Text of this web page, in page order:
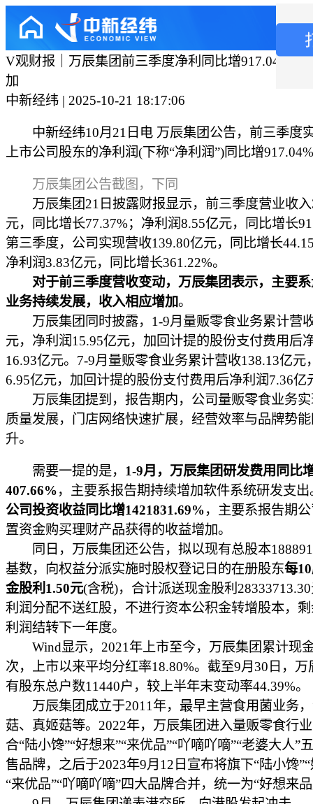
V观财报｜万辰集团前三季度净利同比增917.04%，
加
中新经纬 | 2025-10-21 18:17:06
中新经纬10月21日电 万辰集团公告，前三季度
上市公司股东的净利润(下称“净利润”)同比增
万辰集团公告截图，下同
万辰集团21日披露财报显示，前三季度营业收入
元，同比增长77.37%；净利润8.55亿元，同比增长
第三季度，公司实现营收139.80亿元，同比增长
净利润3.83亿元，同比增长361.22%。
对于前三季度营收变动，万辰集团表示，主要
业务持续发展，收入相应增加。
万辰集团同时披露，1-9月量贩零食业务累计营
元，净利润15.95亿元，加回计提的股份支付费用后
16.93亿元。7-9月量贩零食业务累计营收138.13亿元
6.95亿元，加回计提的股份支付费用后净利润7.36亿
万辰集团提到，报告期内，公司量贩零食业务实
质量发展，门店网络快速扩展，经营效率与品牌势
升。
需要一提的是， 1-9月，万辰集团研发费用同比
407.66%，主要系报告期持续增加软件系统研发支出
公司投资收益同比增1421831.69%，主要系报告期
置资金购买理财产品获得的收益增加。
同日，万辰集团还公告，拟以现有总股本
基数，向权益分派实施时股权登记日的在册股东每
金股利1.50元(含税)，合计派送现金股利
利润分配不送红股，不进行资本公积金转增股本，
利润结转下一年度。
Wind显示，2021年上市至今，万辰集团累计现
次，上市以来平均分红率18.80%。截至9月30日，万
有股东总户数11440户，较上半年末变动率44.39%。
万辰集团成立于2011年，最早主营食用菌业务
菇、真姬菇等。2022年，万辰集团进入量贩零食行
合“陆小馋”“好想来”“来优品”“吖嘀吖嘀”“老婆大人”
售品牌，之后于2023年9月12日宣布将旗下“陆小馋
“来优品”“吖嘀吖嘀”四大品牌合并，统一为“好想来